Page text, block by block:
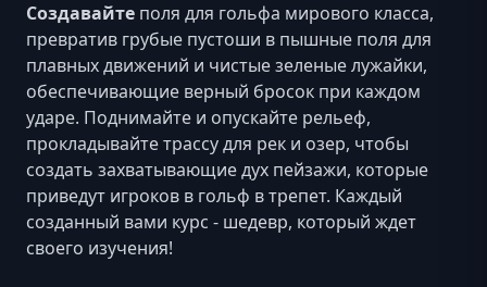
Создавайте поля для гольфа мирового класса,
превратив грубые пустоши в пышные поля для
плавных движений и чистые зеленые лужайки,
обеспечивающие верный бросок при каждом
ударе. Поднимайте и опускайте рельеф,
прокладывайте трассу для рек и озер, чтобы
создать захватывающие дух пейзажи, которые
приведут игроков в гольф в трепет. Каждый
созданный вами курс - шедевр, который ждет
своего изучения!